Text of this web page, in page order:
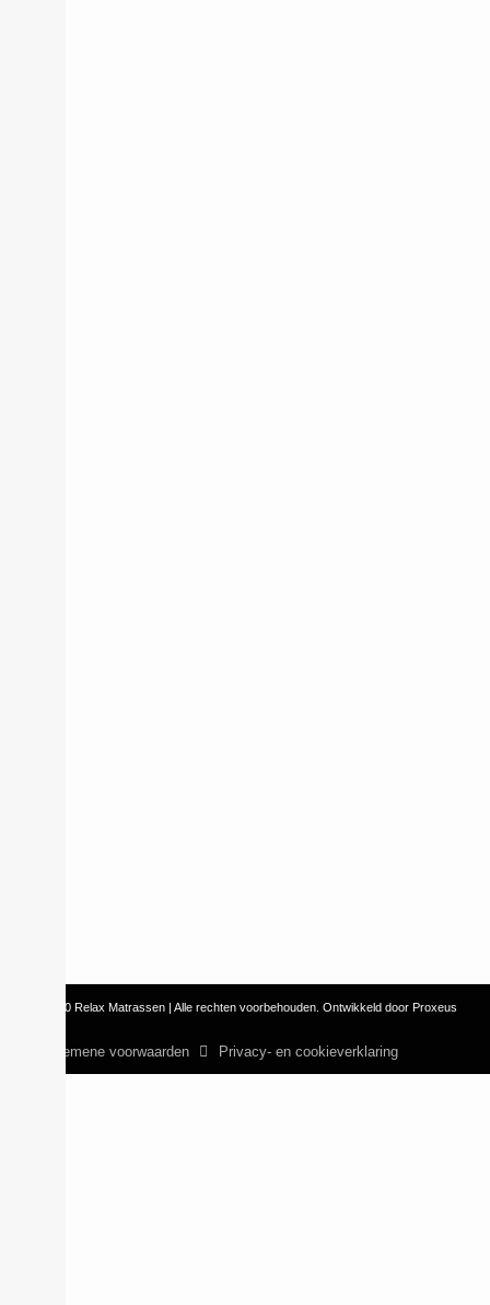
© 2010 Relax Matrassen | Alle rechten voorbehouden. Ontwikkeld door Proxeus
Algemene voorwaarden Privacy- en cookieverklaring